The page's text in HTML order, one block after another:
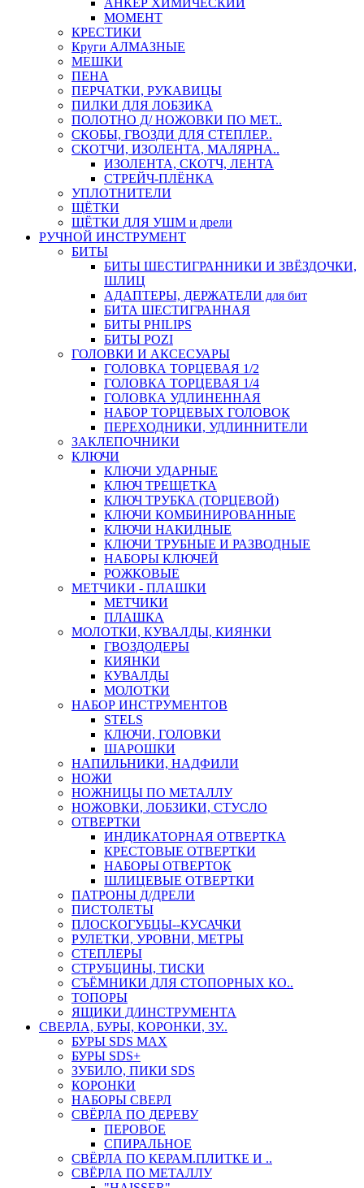
АНКЕР ХИМИЧЕСКИЙ
МОМЕНТ
КРЕСТИКИ
Круги АЛМАЗНЫЕ
МЕШКИ
ПЕНА
ПЕРЧАТКИ, РУКАВИЦЫ
ПИЛКИ ДЛЯ ЛОБЗИКА
ПОЛОТНО Д/ НОЖОВКИ ПО МЕТ..
СКОБЫ, ГВОЗДИ ДЛЯ СТЕПЛЕР..
СКОТЧИ, ИЗОЛЕНТА, МАЛЯРНА..
ИЗОЛЕНТА, СКОТЧ, ЛЕНТА
СТРЕЙЧ-ПЛЁНКА
УПЛОТНИТЕЛИ
ЩЁТКИ
ЩЁТКИ ДЛЯ УШМ и дрели
РУЧНОЙ ИНСТРУМЕНТ
БИТЫ
БИТЫ ШЕСТИГРАННИКИ И ЗВЁЗДОЧКИ,
ШЛИЦ
АДАПТЕРЫ, ДЕРЖАТЕЛИ для бит
БИТА ШЕСТИГРАННАЯ
БИТЫ PHILIPS
БИТЫ POZI
ГОЛОВКИ И АКСЕСУАРЫ
ГОЛОВКА ТОРЦЕВАЯ 1/2
ГОЛОВКА ТОРЦЕВАЯ 1/4
ГОЛОВКА УДЛИНЕННАЯ
НАБОР ТОРЦЕВЫХ ГОЛОВОК
ПЕРЕХОДНИКИ, УДЛИННИТЕЛИ
ЗАКЛЕПОЧНИКИ
КЛЮЧИ
КЛЮЧИ УДАРНЫЕ
КЛЮЧ ТРЕЩЕТКА
КЛЮЧ ТРУБКА (ТОРЦЕВОЙ)
КЛЮЧИ КОМБИНИРОВАННЫЕ
КЛЮЧИ НАКИДНЫЕ
КЛЮЧИ ТРУБНЫЕ И РАЗВОДНЫЕ
НАБОРЫ КЛЮЧЕЙ
РОЖКОВЫЕ
МЕТЧИКИ - ПЛАШКИ
МЕТЧИКИ
ПЛАШКА
МОЛОТКИ, КУВАЛДЫ, КИЯНКИ
ГВОЗДОДЕРЫ
КИЯНКИ
КУВАЛДЫ
МОЛОТКИ
НАБОР ИНСТРУМЕНТОВ
STELS
КЛЮЧИ, ГОЛОВКИ
ШАРОШКИ
НАПИЛЬНИКИ, НАДФИЛИ
НОЖИ
НОЖНИЦЫ ПО МЕТАЛЛУ
НОЖОВКИ, ЛОБЗИКИ, СТУСЛО
ОТВЕРТКИ
ИНДИКАТОРНАЯ ОТВЕРТКА
КРЕСТОВЫЕ ОТВЕРТКИ
НАБОРЫ ОТВЕРТОК
ШЛИЦЕВЫЕ ОТВЕРТКИ
ПАТРОНЫ Д/ДРЕЛИ
ПИСТОЛЕТЫ
ПЛОСКОГУБЦЫ--КУСАЧКИ
РУЛЕТКИ, УРОВНИ, МЕТРЫ
СТЕПЛЕРЫ
СТРУБЦИНЫ, ТИСКИ
СЪЁМНИКИ ДЛЯ СТОПОРНЫХ КО..
ТОПОРЫ
ЯЩИКИ Д/ИНСТРУМЕНТА
СВЕРЛА, БУРЫ, КОРОНКИ, ЗУ..
БУРЫ SDS MAX
БУРЫ SDS+
ЗУБИЛО, ПИКИ SDS
КОРОНКИ
НАБОРЫ СВЕРЛ
СВЁРЛА ПО ДЕРЕВУ
ПЕРОВОЕ
СПИРАЛЬНОЕ
СВЁРЛА ПО КЕРАМ.ПЛИТКЕ И ..
СВЁРЛА ПО МЕТАЛЛУ